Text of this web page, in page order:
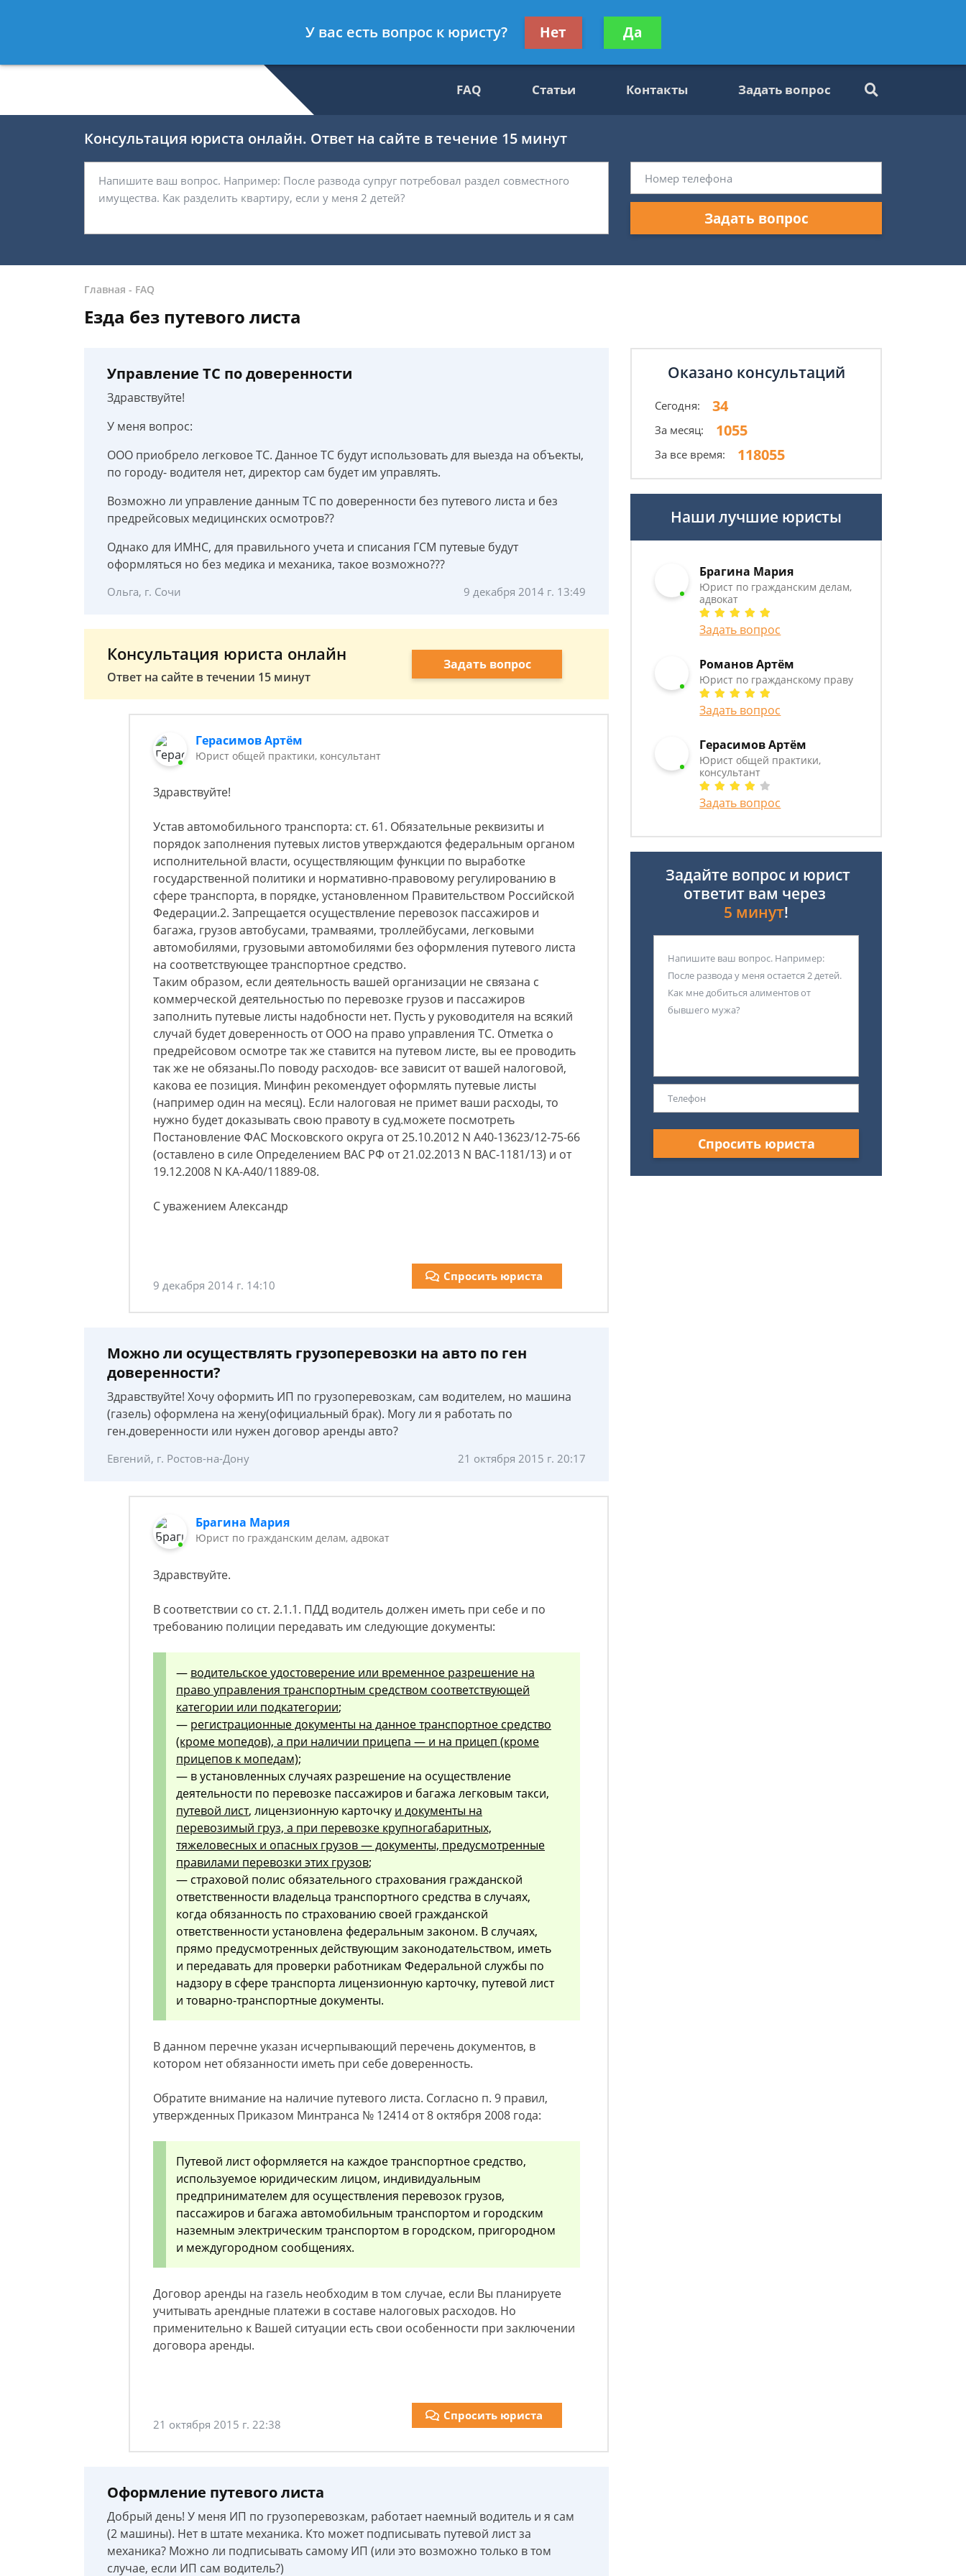
- Юрист по гражданскому праву
Получите консультацию
бесплатно
FAQ Статьи Контакты Задать вопрос
Консультация юриста онлайн. Ответ на сайте в течение 15 минут
Задать вопрос
Главная - FAQ
Езда без путевого листа
Управление ТС по доверенности
Здравствуйте!
У меня вопрос:
ООО приобрело легковое ТС. Данное ТС будут использовать для выезда на объекты,
по городу- водителя нет, директор сам будет им управлять.
Возможно ли управление данным ТС по доверенности без путевого листа и без
предрейсовых медицинских осмотров??
Однако для ИМНС, для правильного учета и списания ГСМ путевые будут
оформляться но без медика и механика, такое возможно???
Ольга, г. Сочи 9 декабря 2014 г. 13:49
Консультация юриста онлайн
Ответ на сайте в течении 15 минут
Задать вопрос
Герасимов Артём
Юрист общей практики, консультант
Здравствуйте!
Устав автомобильного транспорта: ст. 61. Обязательные реквизиты и
порядок заполнения путевых листов утверждаются федеральным органом
исполнительной власти, осуществляющим функции по выработке
государственной политики и нормативно-правовому регулированию в
сфере транспорта, в порядке, установленном Правительством Российской
Федерации.2. Запрещается осуществление перевозок пассажиров и
багажа, грузов автобусами, трамваями, троллейбусами, легковыми
автомобилями, грузовыми автомобилями без оформления путевого листа
на соответствующее транспортное средство.
Таким образом, если деятельность вашей организации не связана с
коммерческой деятельностью по перевозке грузов и пассажиров
заполнить путевые листы надобности нет. Пусть у руководителя на всякий
случай будет доверенность от ООО на право управления ТС. Отметка о
предрейсовом осмотре так же ставится на путевом листе, вы ее проводить
так же не обязаны.По поводу расходов- все зависит от вашей налоговой,
какова ее позиция. Минфин рекомендует оформлять путевые листы
(например один на месяц). Если налоговая не примет ваши расходы, то
нужно будет доказывать свою правоту в суд.можете посмотреть
Постановление ФАС Московского округа от 25.10.2012 N А40-13623/12-75-66
(оставлено в силе Определением ВАС РФ от 21.02.2013 N ВАС-1181/13) и от
19.12.2008 N КА-А40/11889-08.
С уважением Александр
9 декабря 2014 г. 14:10
Спросить юриста
Можно ли осуществлять грузоперевозки на авто по ген
доверенности?
Здравствуйте! Хочу оформить ИП по грузоперевозкам, сам водителем, но машина
(газель) оформлена на жену(официальный брак). Могу ли я работать по
ген.доверенности или нужен договор аренды авто?
Евгений, г. Ростов-на-Дону 21 октября 2015 г. 20:17
Брагина Мария
Юрист по гражданским делам, адвокат
Здравствуйте.
В соответствии со ст. 2.1.1. ПДД водитель должен иметь при себе и по
требованию полиции передавать им следующие документы:
— водительское удостоверение или временное разрешение на
право управления транспортным средством соответствующей
категории или подкатегории;
— регистрационные документы на данное транспортное средство
(кроме мопедов), а при наличии прицепа — и на прицеп (кроме
прицепов к мопедам);
— в установленных случаях разрешение на осуществление
деятельности по перевозке пассажиров и багажа легковым такси,
путевой лист, лицензионную карточку и документы на
перевозимый груз, а при перевозке крупногабаритных,
тяжеловесных и опасных грузов — документы, предусмотренные
правилами перевозки этих грузов;
— страховой полис обязательного страхования гражданской
ответственности владельца транспортного средства в случаях,
когда обязанность по страхованию своей гражданской
ответственности установлена федеральным законом. В случаях,
прямо предусмотренных действующим законодательством, иметь
и передавать для проверки работникам Федеральной службы по
надзору в сфере транспорта лицензионную карточку, путевой лист
и товарно-транспортные документы.
В данном перечне указан исчерпывающий перечень документов, в
котором нет обязанности иметь при себе доверенность.
Обратите внимание на наличие путевого листа. Согласно п. 9 правил,
утвержденных Приказом Минтранса № 12414 от 8 октября 2008 года:
Путевой лист оформляется на каждое транспортное средство,
используемое юридическим лицом, индивидуальным
предпринимателем для осуществления перевозок грузов,
пассажиров и багажа автомобильным транспортом и городским
наземным электрическим транспортом в городском, пригородном
и междугородном сообщениях.
Договор аренды на газель необходим в том случае, если Вы планируете
учитывать арендные платежи в составе налоговых расходов. Но
применительно к Вашей ситуации есть свои особенности при заключении
договора аренды.
21 октября 2015 г. 22:38
Спросить юриста
Оформление путевого листа
Добрый день! У меня ИП по грузоперевозкам, работает наемный водитель и я сам
(2 машины). Нет в штате механика. Кто может подписывать путевой лист за
механика? Можно ли подписывать самому ИП (или это возможно только в том
случае, если ИП сам водитель?)
Оказано консультаций
Сегодня: 34
За месяц: 1055
За все время: 118055
Наши лучшие юристы
Брагина Мария
Юрист по гражданским делам,
адвокат
Задать вопрос
Романов Артём
Юрист по гражданскому праву
Задать вопрос
Герасимов Артём
Юрист общей практики,
консультант
Задать вопрос
Задайте вопрос и юрист
ответит вам через
5 минут!
Спросить юриста
У вас есть вопрос к юристу? Нет Да